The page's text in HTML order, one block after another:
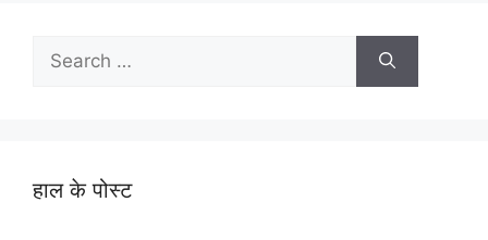
Search
for:
हाल के पोस्ट